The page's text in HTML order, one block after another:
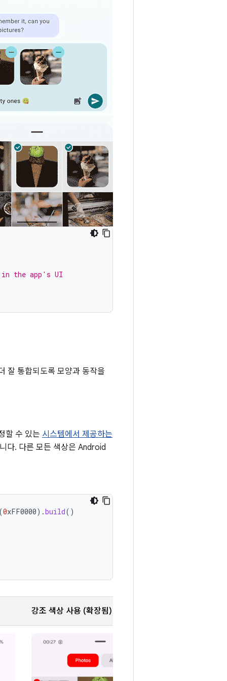
the app's UI
잘 통합되도록 모양과 동작을
할 수 있는 시스템에서 제공하는
다. 다른 모든 색상은 Android
0xFF0000).build()
강조 색상 사용 (확장됨)